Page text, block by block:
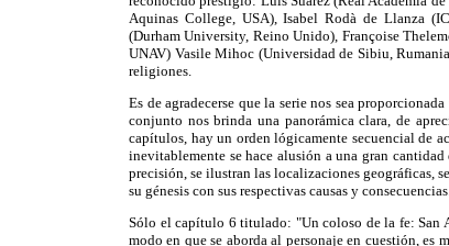
Aquinas College, USA), Isabel Rodà de Llanza
(Durham University, Reino Unido), Françoise
UNAV) Vasile Mihoc (Universidad de Sibiu,
religiones.
Es de agradecerse que la serie nos sea
conjunto nos brinda una panorámica clara, de
capítulos, hay un orden lógicamente secuencial de
inevitablemente se hace alusión a una gran
precisión, se ilustran las localizaciones geográficas,
su génesis con sus respectivas causas y consecuencias.
Sólo el capítulo 6 titulado: "Un coloso de la fe: San
modo en que se aborda al personaje en cuestión, es